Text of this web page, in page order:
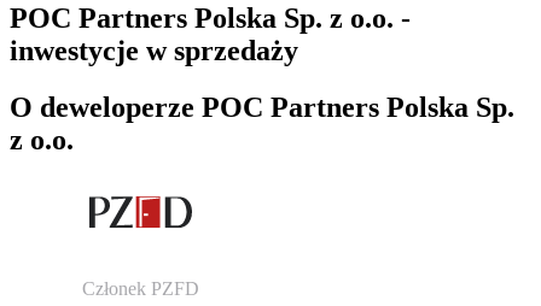
POC Partners Polska Sp. z o.o. -
inwestycje w sprzedaży
O deweloperze POC Partners Polska Sp.
z o.o.
Członek PZFD